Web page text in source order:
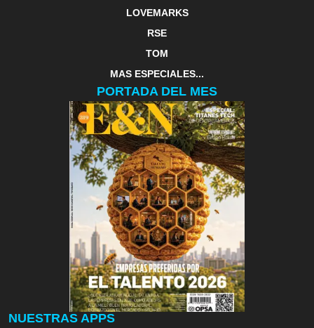
LOVEMARKS
RSE
TOM
MAS ESPECIALES...
PORTADA DEL MES
NUESTRAS APPS